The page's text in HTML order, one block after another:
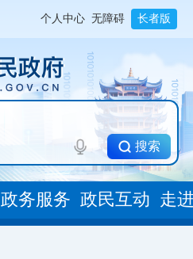
个人中心 无障碍 长者版
搜索
政务服务 政民互动 走